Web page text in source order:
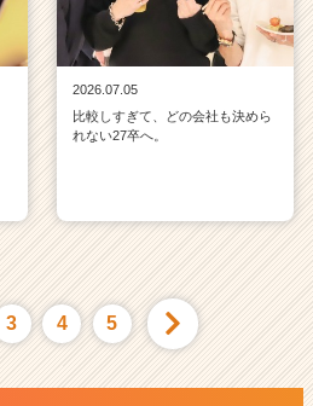
2026.07.05
比較しすぎて、どの会社も決めら
れない27卒へ。
3 4 5